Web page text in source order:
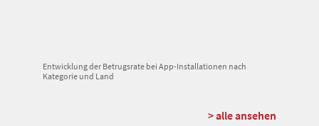
Entwicklung der Betrugsrate bei App-Installationen nach
Kategorie und Land
> alle ansehen